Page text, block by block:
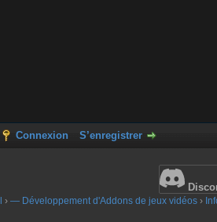
Connexion S’enregistrer
›— Développement d'Addons de jeux vidéos ›